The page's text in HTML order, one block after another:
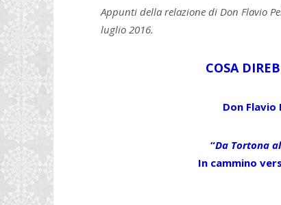
Appunti della relazione di Don Flavio
luglio 2016.
COSA
Don
“Da Tortona
In cammino